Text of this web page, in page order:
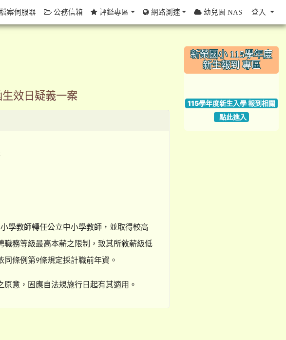
生效日疑義一案
學教師轉任公立中小學教師，並取得較高
職務等級最高本薪之限制，致其所敘薪級低
同條例第9條規定採計職前年資。
意，固應自法規施行日起有其適用。
:::
新榮國小 115學年度
新生報到 專區
115學年度新生入學 報到相關
點此進入
案伺服器 公務信箱 評鑑專區 網路測速 幼兒園 NAS 登入